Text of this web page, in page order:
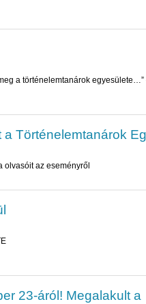
a történelemtanárok
Történelemtanárok
olvasóit az eseményről
23-áról! Megalakult a